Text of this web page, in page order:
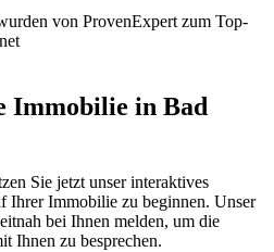
Immobilie in Bad
Sie jetzt unser interaktives
Ihrer Immobilie zu beginnen. Unser
bei Ihnen melden, um die
Ihnen zu besprechen.